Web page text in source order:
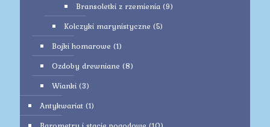
Bransoletki z rzemienia (9)
Kolczyki marynistyczne (5)
Bojki homarowe (1)
Ozdoby drewniane (8)
Wianki (3)
Antykwariat (1)